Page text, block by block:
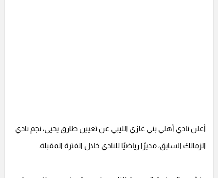
أعلن نادي أهلي بني غازي الليبي عن تعيين طارق يحيى، نجم نادي
الزمالك السابق، مديرًا رياضيًا للنادي خلال الفترة المقبلة.